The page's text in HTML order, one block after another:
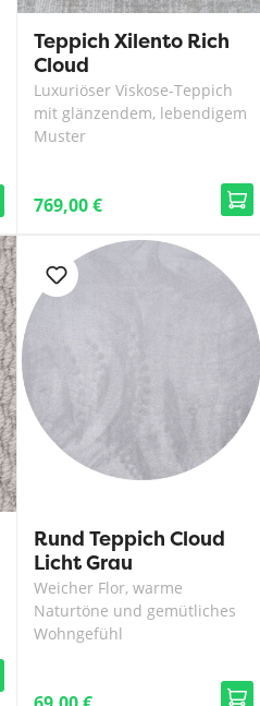
Teppich Xilento Rich
Cloud
Luxuriöser Viskose-Teppich
mit glänzendem, lebendigem
Muster
769,00 €
Rund Teppich Cloud
Licht Grau
Weicher Flor, warme
Naturtöne und gemütliches
Wohngefühl